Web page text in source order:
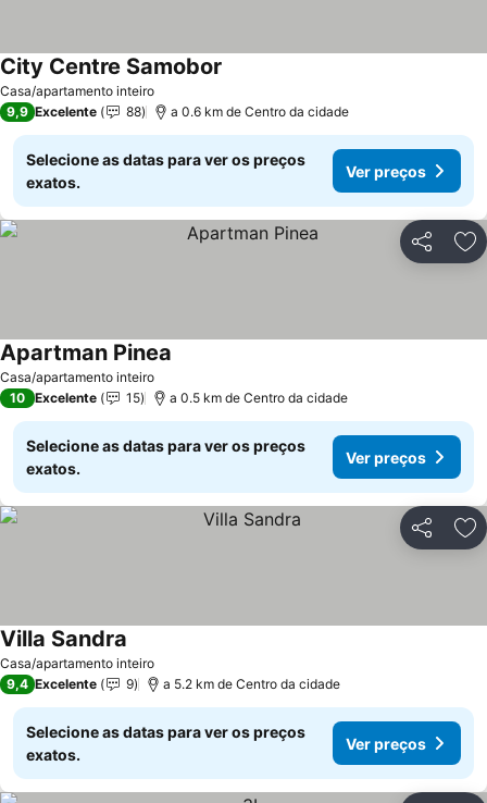
Casa/apartamento inteiro
City Centre Samobor
9,9 Excelente 88 a 0.6 km de Centro da cidade
Selecione as datas para ver os preços
exatos.
Ver preços
Partilhar
Casa/apartamento inteiro
Apartman Pinea
10 Excelente 15 a 0.5 km de Centro da cidade
Selecione as datas para ver os preços
exatos.
Ver preços
Partilhar
Casa/apartamento inteiro
Villa Sandra
9,4 Excelente 9 a 5.2 km de Centro da cidade
Selecione as datas para ver os preços
exatos.
Ver preços